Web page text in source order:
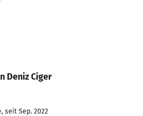
Deniz Ciger
seit Sep. 2022